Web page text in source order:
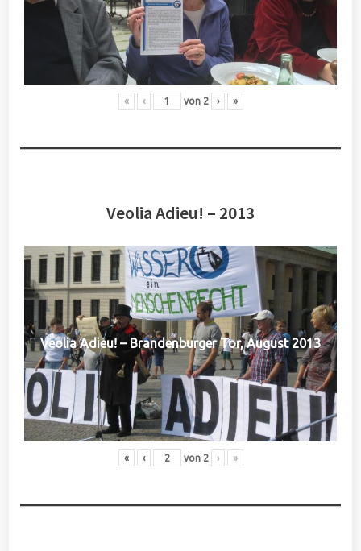
« ‹ von 2 › »
Veolia Adieu! – 2013
Veolia Adieu! – Brandenburger Tor, August 2013
« ‹ von 2 › »